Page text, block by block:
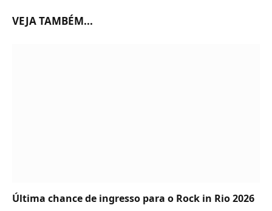
VEJA TAMBÉM...
Última chance de ingresso para o Rock in Rio 2026